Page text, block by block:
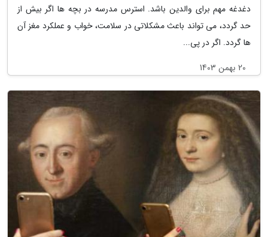
دغدغه مهم برای والدین باشد. استرس مدرسه در بچه ها اگر بیش از
حد گردد، می تواند باعث مشکلاتی در سلامت، خواب و عملکرد مغز آن
ها گردد. اگر در پی...
20 بهمن 1403